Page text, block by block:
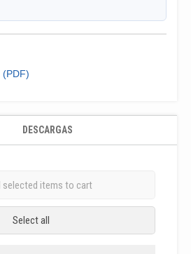
DESCARGAS
selected items to cart
Select all